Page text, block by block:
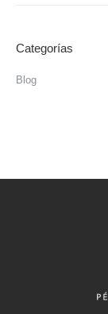
Categorías
Blog